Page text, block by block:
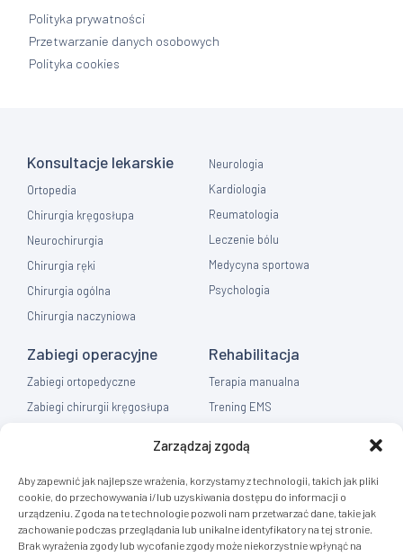
Zarządzaj zgodą
Aby zapewnić jak najlepsze wrażenia, korzystamy z technologii, takich jak pliki
cookie, do przechowywania i/lub uzyskiwania dostępu do informacji o
urządzeniu. Zgoda na te technologie pozwoli nam przetwarzać dane, takie jak
zachowanie podczas przeglądania lub unikalne identyfikatory na tej stronie.
Brak wyrażenia zgody lub wycofanie zgody może niekorzystnie wpłynąć na
Polityka prywatności
Przetwarzanie danych osobowych
Polityka cookies
Konsultacje lekarskie
Ortopedia
Chirurgia kręgosłupa
Neurochirurgia
Chirurgia ręki
Chirurgia ogólna
Chirurgia naczyniowa
Neurologia
Kardiologia
Reumatologia
Leczenie bólu
Medycyna sportowa
Psychologia
Zabiegi operacyjne
Zabiegi ortopedyczne
Zabiegi chirurgii kręgosłupa
Flebologia
Rehabilitacja
Terapia manualna
Trening EMS
Masaż
Diagnostyka
Rezonans Tomografia